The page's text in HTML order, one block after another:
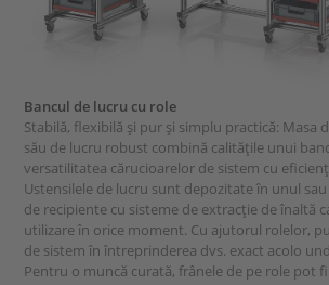
Bancul de lucru cu role
Stabilă, flexibilă și pur și simplu practică: Masa
său de lucru robust combină calitățile unui
versatilitatea cărucioarelor de sistem cu
Ustensilele de lucru sunt depozitate în unul
de recipiente cu sisteme de extracție de înaltă
utilizare în orice moment. Cu ajutorul rolelor,
de sistem în întreprinderea dvs. exact acolo
Pentru o muncă curată, frânele de pe role pot